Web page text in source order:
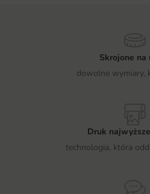
Skrojone na
dowolne wymiary,
Druk
technologia, która